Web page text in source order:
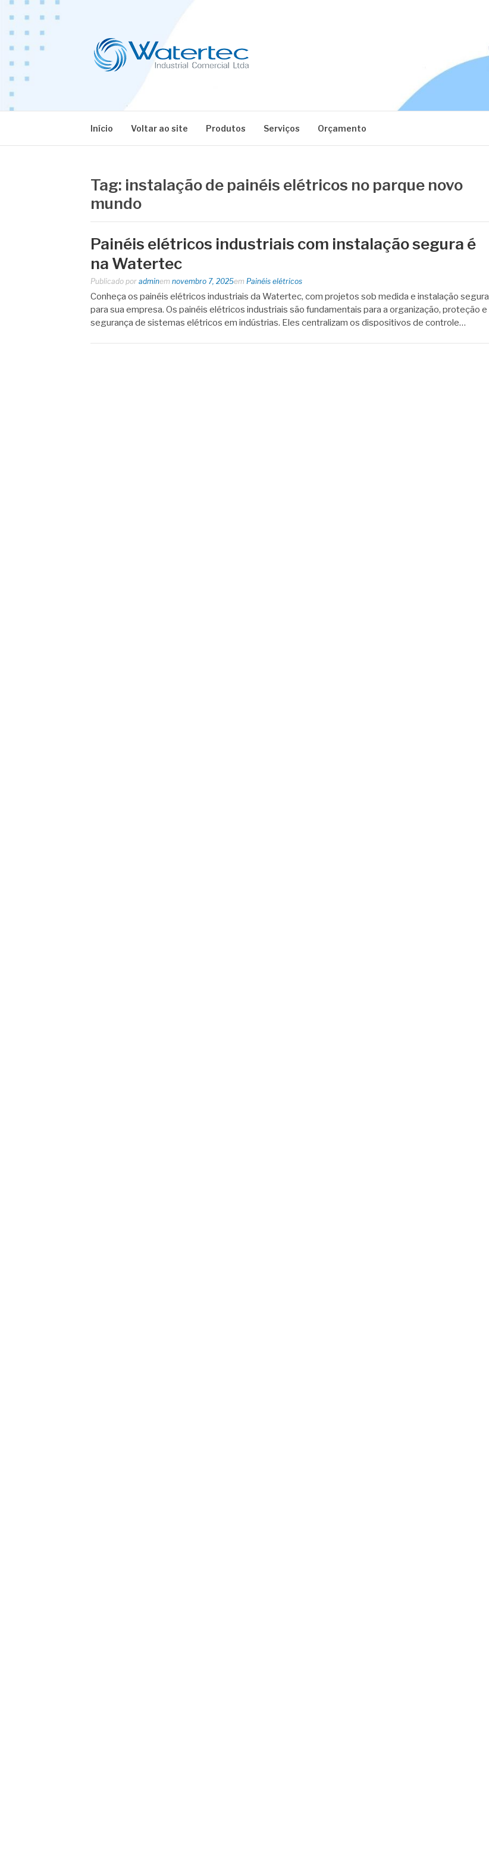
Pular
para
conteúdo
Início Voltar ao site Produtos Serviços Orçamento
Tag: instalação de painéis elétricos no parque novo
mundo
Painéis elétricos industriais com instalação segura é
na Watertec
Publicado por adminem novembro 7, 2025em Painéis elétricos
Conheça os painéis elétricos industriais da Watertec, com projetos sob medida e instalação segura
para sua empresa. Os painéis elétricos industriais são fundamentais para a organização, proteção e
segurança de sistemas elétricos em indústrias. Eles centralizam os dispositivos de controle…